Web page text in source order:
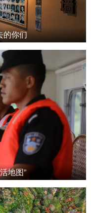
的你们
地图”